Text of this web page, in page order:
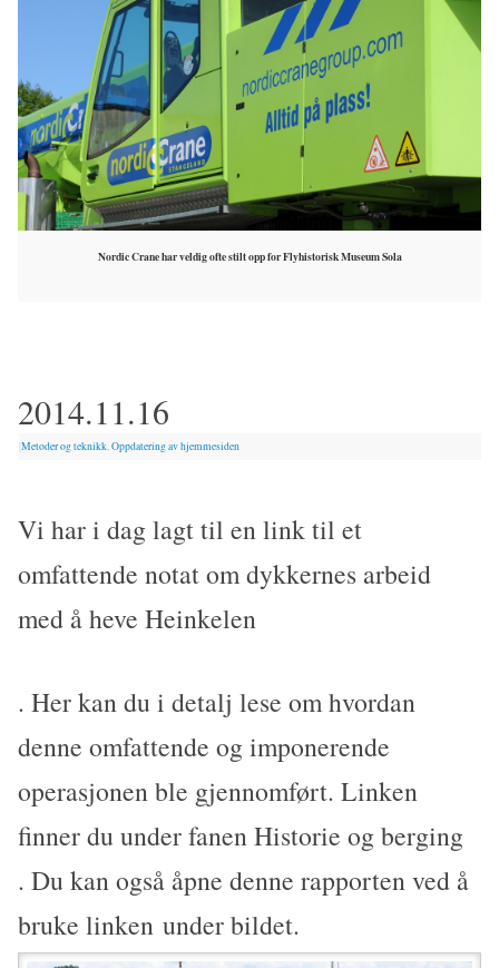
Nordic Crane har veldig ofte stilt opp for Flyhistorisk Museum Sola
2014.11.16
|Metoder og teknikk,Oppdatering av hjemmesiden
Vi har i dag lagt til en link til et
omfattende notat om dykkernes arbeid
med å heve Heinkelen
. Her kan du i detalj lese om hvordan
denne omfattende og imponerende
operasjonen ble gjennomført. Linken
finner du under fanen Historie og berging
. Du kan også åpne denne rapporten ved å
bruke linken under bildet.